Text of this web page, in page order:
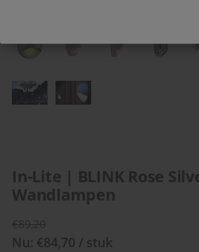
In-Lite | BLINK Rose
Wandlampen
Nu: €84,70 / stuk